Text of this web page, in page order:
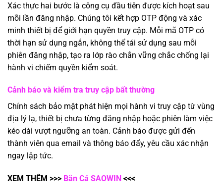
Xác thực hai bước là công cụ đầu tiên được kích hoạt sau
mỗi lần đăng nhập. Chúng tôi kết hợp OTP động và xác
minh thiết bị để giới hạn quyền truy cập. Mỗi mã OTP có
thời hạn sử dụng ngắn, không thể tái sử dụng sau mỗi
phiên đăng nhập, tạo ra lớp rào chắn vững chắc chống lại
hành vi chiếm quyền kiểm soát.
Cảnh báo và kiểm tra truy cập bất thường
Chính sách bảo mật phát hiện mọi hành vi truy cập từ vùng
địa lý lạ, thiết bị chưa từng đăng nhập hoặc phiên làm việc
kéo dài vượt ngưỡng an toàn. Cảnh báo được gửi đến
thành viên qua email và thông báo đẩy, yêu cầu xác nhận
ngay lập tức.
XEM THÊM >>> Bắn Cá SAOWIN <<<